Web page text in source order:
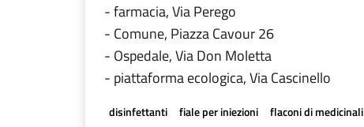
- farmacia, Via Perego
- Comune, Piazza Cavour 26
- Ospedale, Via Don Moletta
- piattaforma ecologica, Via Cascinello
disinfettanti fiale per iniezioni flaconi di medicinali